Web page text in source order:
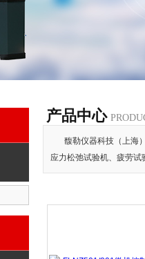
产品中心
馥勒仪器科技（上海
应力松弛试验机、疲劳